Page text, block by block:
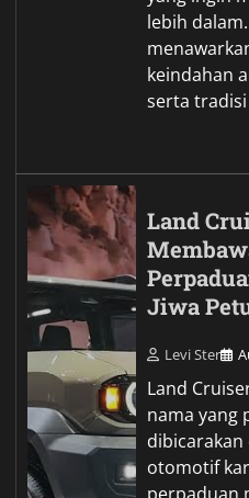
lebih
keindahan
serta
Land
Jiwa
Levi Ster
Land
nama yang
otomotif
perpaduan